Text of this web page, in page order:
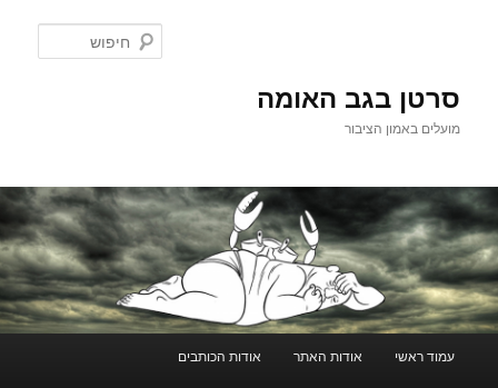
בגב האומה
הציבור
חיפוש
אודות האתר אודות הכותבים